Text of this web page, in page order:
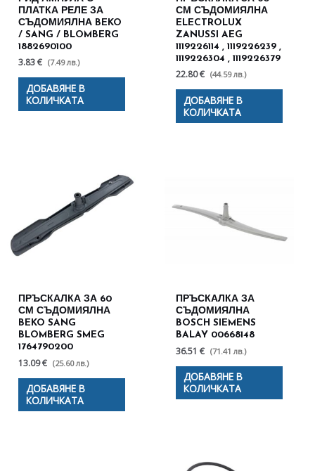
ПЛАТКА РЕЛЕ ЗА
СЪДОМИЯЛНА BEKO
/ SANG / BLOMBERG
1882690100
3.83 € (7.49 лв.)
ДОБАВЯНЕ В
КОЛИЧКАТА
СМ СЪДОМИЯЛНА
ELECTROLUX
ZANUSSI AEG
1119226114 , 1119226239 ,
1119226304 , 1119226379
22.80 € (44.59 лв.)
ДОБАВЯНЕ В
КОЛИЧКАТА
ПРЪСКАЛКА ЗА 60
СМ СЪДОМИЯЛНА
BEKO SANG
BLOMBERG SMEG
1764790200
13.09 € (25.60 лв.)
ДОБАВЯНЕ В
КОЛИЧКАТА
ПРЪСКАЛКА ЗА
СЪДОМИЯЛНА
BOSCH SIEMENS
BALAY 00668148
36.51 € (71.41 лв.)
ДОБАВЯНЕ В
КОЛИЧКАТА